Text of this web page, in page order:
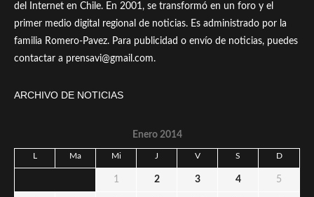
del Internet en Chile. En 2001, se transformó en un foro y el
primer medio digital regional de noticias. Es administrado por la
familia Romero-Pavez. Para publicidad o envío de noticias, puedes
contactar a prensavi@gmail.com.
ARCHIVO DE NOTICIAS
Enero 2014
L Ma Mi J V S D
1 2 3 4 5